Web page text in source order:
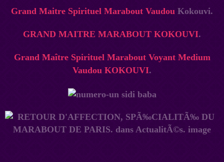
Grand Maitre Spirituel Marabout Vaudou Kokouvi.
GRAND MAITRE MARABOUT KOKOUVI.
Grand Maître Spirituel Marabout Voyant Medium
Vaudou KOKOUVI.